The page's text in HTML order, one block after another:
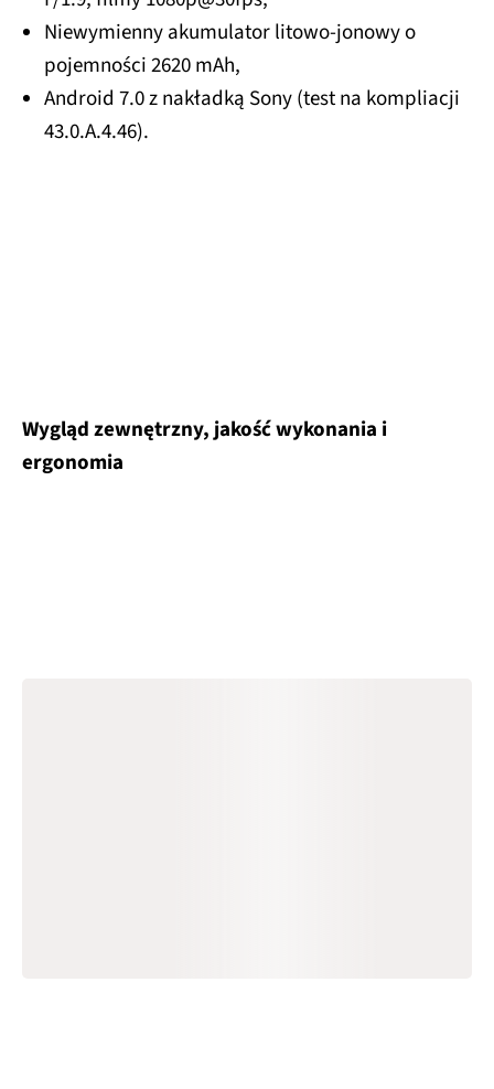
Niewymienny akumulator litowo-jonowy o
pojemności 2620 mAh,
Android 7.0 z nakładką Sony (test na kompliacji
43.0.A.4.46).
Wygląd zewnętrzny, jakość wykonania i
ergonomia